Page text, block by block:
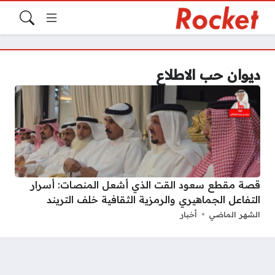
ديوان حب الاطلاع
قصة مقطع سعود القت الذي أشعل المنصات: أسرار
التفاعل الجماهيري والرمزية الثقافية خلف التريند
الشهر الماضي أخبار